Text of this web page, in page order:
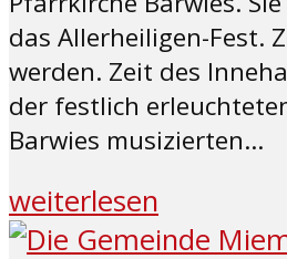
das Allerheiligen-Fest.
werden. Zeit des
der festlich
Barwies musizierten...
weiterlesen